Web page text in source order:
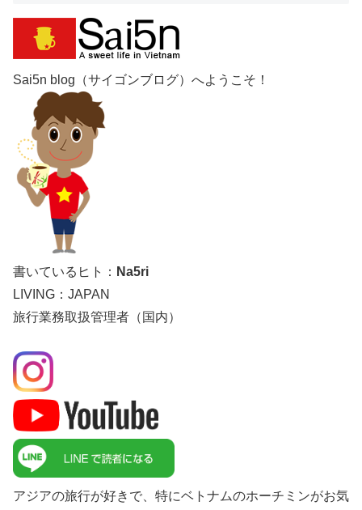
Sai5n blog（サイゴンブログ）へようこそ！
書いているヒト： Na5ri
LIVING：JAPAN
旅行業務取扱管理者（国内）
アジアの旅行が好きで、特にベトナムのホーチミンがお気